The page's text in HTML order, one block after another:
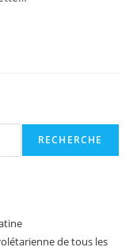
RECHERCHE
de tous les